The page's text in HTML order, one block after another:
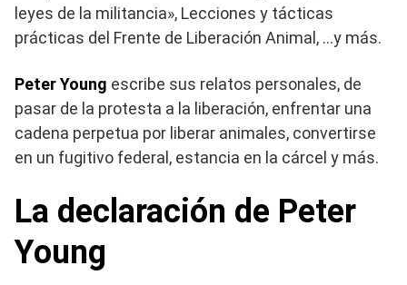
leyes de la militancia», Lecciones y tácticas
prácticas del Frente de Liberación Animal, …y más.
Peter Young escribe sus relatos personales, de
pasar de la protesta a la liberación, enfrentar una
cadena perpetua por liberar animales, convertirse
en un fugitivo federal, estancia en la cárcel y más.
La declaración de Peter
Young